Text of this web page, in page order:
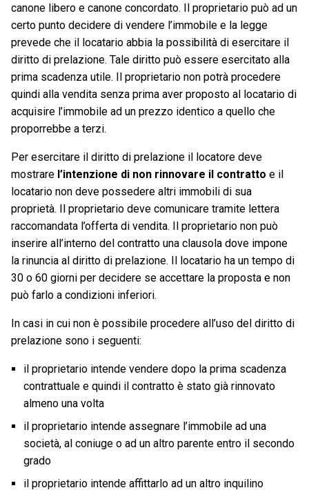
canone libero e canone concordato. Il proprietario può ad un
certo punto decidere di vendere l’immobile e la legge
prevede che il locatario abbia la possibilità di esercitare il
diritto di prelazione. Tale diritto può essere esercitato alla
prima scadenza utile. Il proprietario non potrà procedere
quindi alla vendita senza prima aver proposto al locatario di
acquisire l’immobile ad un prezzo identico a quello che
proporrebbe a terzi.
Per esercitare il diritto di prelazione il locatore deve
mostrare l’intenzione di non rinnovare il contratto e il
locatario non deve possedere altri immobili di sua
proprietà. Il proprietario deve comunicare tramite lettera
raccomandata l’offerta di vendita. Il proprietario non può
inserire all’interno del contratto una clausola dove impone
la rinuncia al diritto di prelazione. Il locatario ha un tempo di
30 o 60 giorni per decidere se accettare la proposta e non
può farlo a condizioni inferiori.
In casi in cui non è possibile procedere all’uso del diritto di
prelazione sono i seguenti:
il proprietario intende vendere dopo la prima scadenza
contrattuale e quindi il contratto è stato già rinnovato
almeno una volta
il proprietario intende assegnare l’immobile ad una
società, al coniuge o ad un altro parente entro il secondo
grado
il proprietario intende affittarlo ad un altro inquilino